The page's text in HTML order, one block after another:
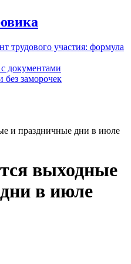
трудового участия: формула
документами
без заморочек
и праздничные дни в июле
выходные
в июле